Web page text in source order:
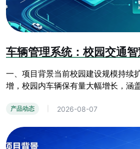
车辆管理系统：校园交通
一、项目背景当前校园建设规模持续
增，校园内车辆保有量大幅增长，涵
产品动态 2026-08-07